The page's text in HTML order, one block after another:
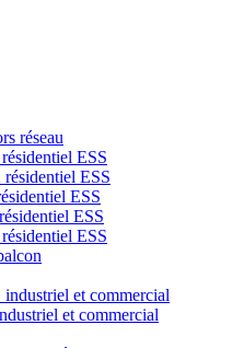
réseau
ESS
ESS
ESS
ESS
ESS
industriel et commercial
et commercial